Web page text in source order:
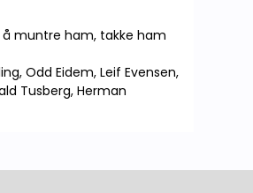
å muntre ham, takke ham
Odd Eidem, Leif Evensen,
Tusberg, Herman